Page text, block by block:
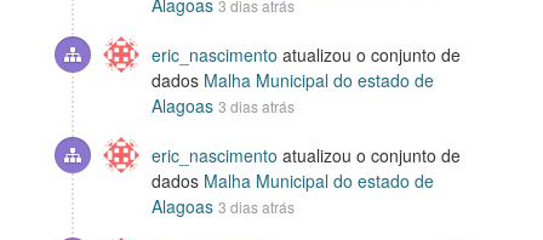
Alagoas 3 dias atrás
eric_nascimento atualizou o conjunto de
dados Malha Municipal do estado de
Alagoas 3 dias atrás
eric_nascimento atualizou o conjunto de
dados Malha Municipal do estado de
Alagoas 3 dias atrás